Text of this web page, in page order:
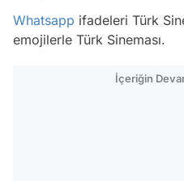
Whatsapp ifadeleri Türk
emojilerle Türk Sineması.
İçeriğin